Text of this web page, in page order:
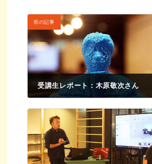
前の記事
受講生レポート：木原敬次さん